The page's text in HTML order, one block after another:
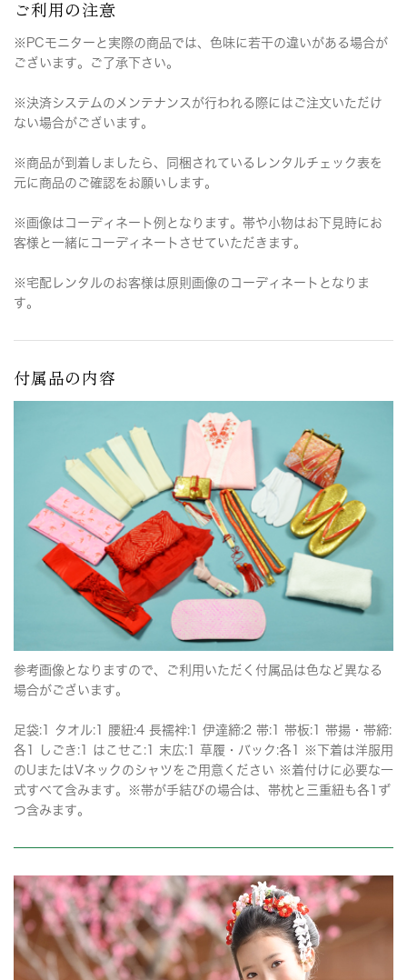
ご利用の注意
※PCモニターと実際の商品では、色味に若干の違いがある場合が
ございます。ご了承下さい。
※決済システムのメンテナンスが行われる際にはご注文いただけ
ない場合がございます。
※商品が到着しましたら、同梱されているレンタルチェック表を
元に商品のご確認をお願いします。
※画像はコーディネート例となります。帯や小物はお下見時にお
客様と一緒にコーディネートさせていただきます。
※宅配レンタルのお客様は原則画像のコーディネートとなりま
す。
付属品の内容
参考画像となりますので、ご利用いただく付属品は色など異なる
場合がございます。
足袋:1 タオル:1 腰紐:4 長襦袢:1 伊達締:2 帯:1 帯板:1 帯揚・帯締:
各1 しごき:1 はこせこ:1 末広:1 草履・バック:各1 ※下着は洋服用
のUまたはVネックのシャツをご用意ください ※着付けに必要な一
式すべて含みます。※帯が手結びの場合は、帯枕と三重紐も各1ず
つ含みます。